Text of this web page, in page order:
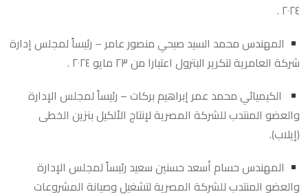
٢٠٢٤ .
المهندس محمد السيد صبحي منصور عامر – رئيساً لمجلس إدارة
شركة العامرية لتكرير البترول اعتبارا من ٢٣ مايو ٢٠٢٤ .
الكيميائي محمد عمر إبراهيم بركات – رئيساً لمجلس الإدارة
والعضو المنتدب للشركة المصرية لإنتاج الألكيل بنزين الخطى
(إيلاب).
المهندس حسام أسعد حسنين سعيد رئيساً لمجلس الإدارة
والعضو المنتدب للشركة المصرية لتشغيل وصيانة المشروعات